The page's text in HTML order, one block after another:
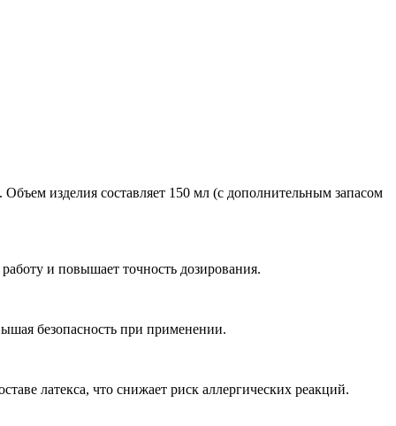
изделия составляет 150 мл (с дополнительным запасом
и повышает точность дозирования.
безопасность при применении.
латекса, что снижает риск аллергических реакций.